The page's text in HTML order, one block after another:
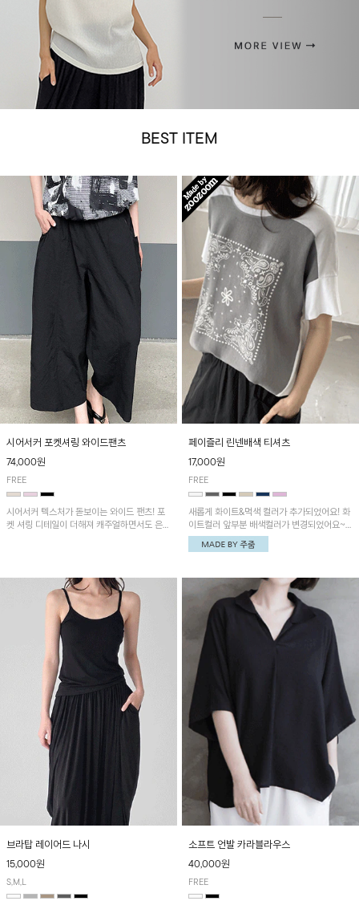
BEST ITEM
시어서커 포켓셔링 와이드팬츠
74,000원
FREE
시어서커 텍스처가 돋보이는 와이드 팬츠! 포
켓 셔링 디테일이 더해져 캐주얼하면서도 은은
아이템으로 활용하기 좋아요~
페이즐리 린넨배색 티셔츠
17,000원
FREE
새롭게 화이트&먹색 컬러가 추가되었어요! 화
이트컬러 앞부분 배색컬러가 변경되었어요~
중앙 린넨배색으로 유니크하면서 페이즐리 패
턴으로 감각적인 분위기를 연출이 가능한 티셔
브라탑 레이어드 나시
15,000원
S,M,L
소프트 언발 카라블라우스
40,000원
FREE